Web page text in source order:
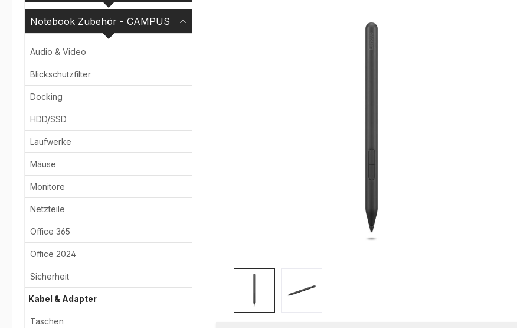
Notebook Zubehör - CAMPUS
Audio & Video
Blickschutzfilter
Docking
HDD/SSD
Laufwerke
Mäuse
Monitore
Netzteile
Office 365
Office 2024
Sicherheit
Kabel & Adapter
Taschen